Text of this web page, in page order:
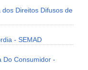
Direitos Difusos de
- SEMAD
Do Consumidor -